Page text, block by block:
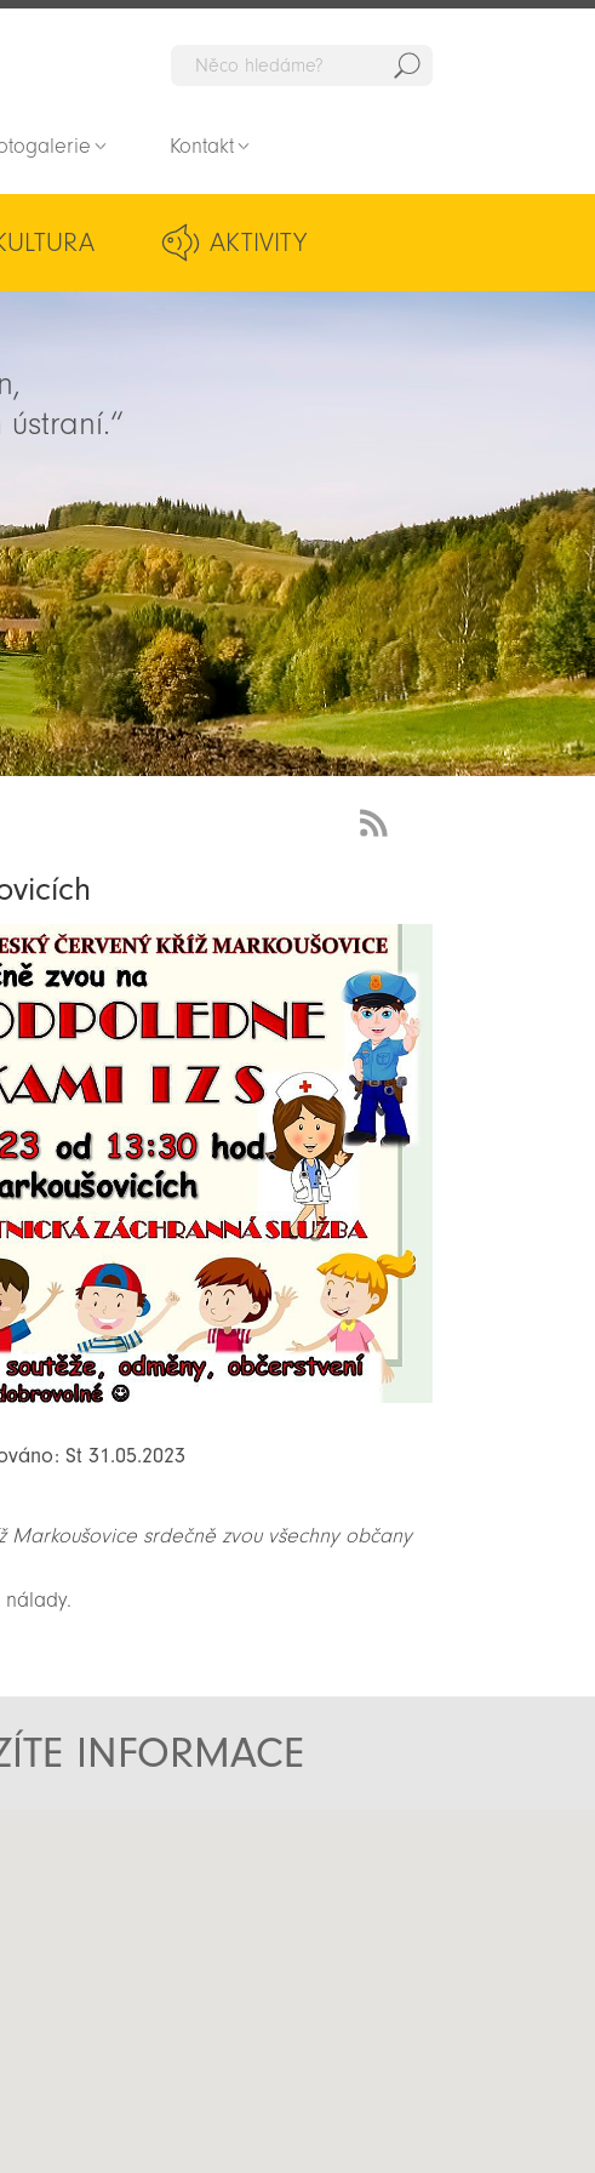
Kontakt
AKTIVITY
novinky
St 31.05.2023
srdečně zvou všechny občany
nálady.
INFORMACE